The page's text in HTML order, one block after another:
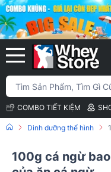
COMBO TIẾT KIỆM
Dinh dưỡng thể hình
100g cá ngừ